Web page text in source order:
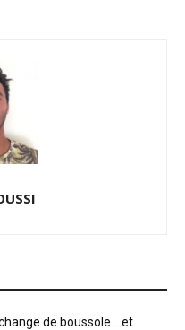
de boussole… et